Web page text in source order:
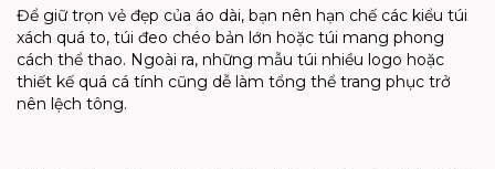
Để giữ trọn vẻ đẹp của áo dài, bạn nên hạn chế các kiểu túi
xách quá to, túi đeo chéo bản lớn hoặc túi mang phong
cách thể thao. Ngoài ra, những mẫu túi nhiều logo hoặc
thiết kế quá cá tính cũng dễ làm tổng thể trang phục trở
nên lệch tông.